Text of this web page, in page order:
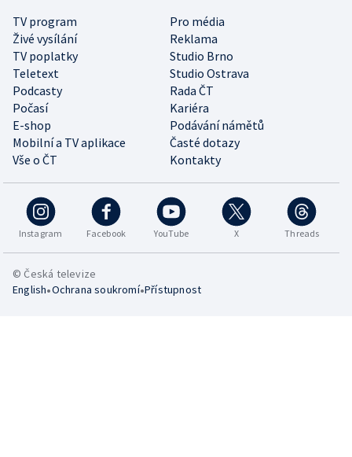
TV program
Pro média
Živé vysílání
Reklama
TV poplatky
Studio Brno
Teletext
Studio Ostrava
Podcasty
Rada ČT
Počasí
Kariéra
E-shop
Podávání námětů
Mobilní a TV aplikace
Časté dotazy
Vše o ČT
Kontakty
Instagram Facebook YouTube X Threads
© Česká televize
English•Ochrana soukromí•Přístupnost